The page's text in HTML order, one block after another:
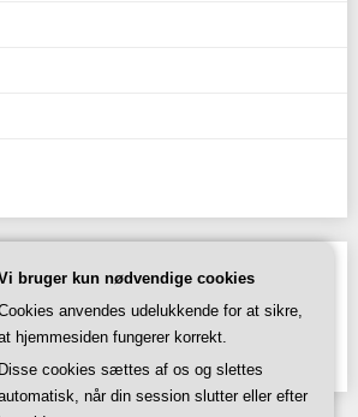
bruger kun nødvendige cookies
anvendes udelukkende for at sikre,
hjemmesiden fungerer korrekt.
Disse cookies sættes af os og slettes
når din session slutter eller efter